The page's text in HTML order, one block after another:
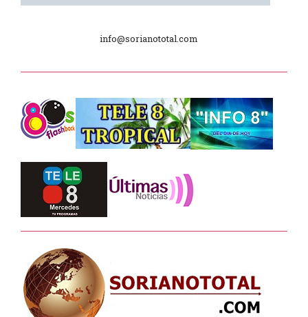
Día Internacional de los Museos
Dpto. de Higiene de la Intendencia.
Tele 8 Tropical – bloque 01
Tele 8 Tropical – bloque 02
Junta Dptal. de Soriano
info@sorianototal.com